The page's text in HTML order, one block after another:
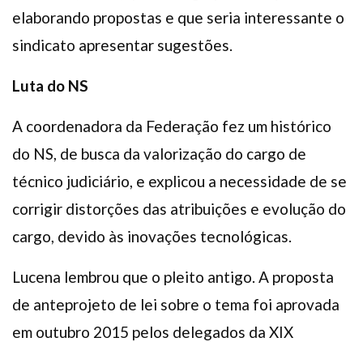
elaborando propostas e que seria interessante o
sindicato apresentar sugestões.
Luta do NS
A coordenadora da Federação fez um histórico
do NS, de busca da valorização do cargo de
técnico judiciário, e explicou a necessidade de se
corrigir distorções das atribuições e evolução do
cargo, devido às inovações tecnológicas.
Lucena lembrou que o pleito antigo. A proposta
de anteprojeto de lei sobre o tema foi aprovada
em outubro 2015 pelos delegados da XIX